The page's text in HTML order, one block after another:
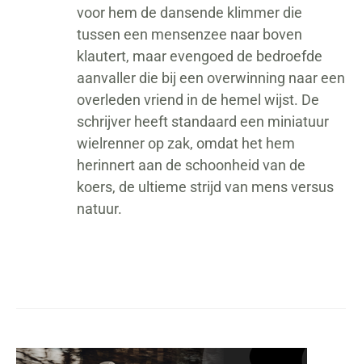
voor hem de dansende klimmer die
tussen een mensenzee naar boven
klautert, maar evengoed de bedroefde
aanvaller die bij een overwinning naar een
overleden vriend in de hemel wijst. De
schrijver heeft standaard een miniatuur
wielrenner op zak, omdat het hem
herinnert aan de schoonheid van de
koers, de ultieme strijd van mens versus
natuur.